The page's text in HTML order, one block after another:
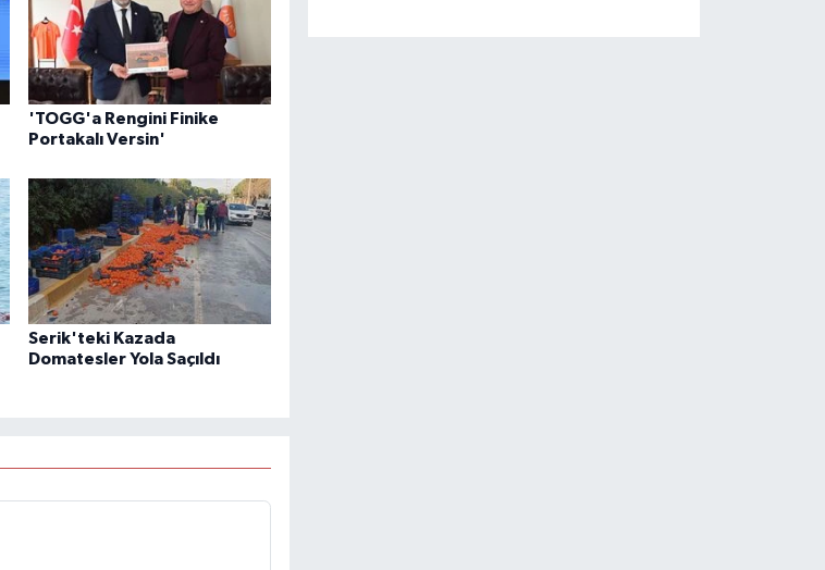
'TOGG'a Rengini Finike
Portakalı Versin'
Serik'teki Kazada
Domatesler Yola Saçıldı